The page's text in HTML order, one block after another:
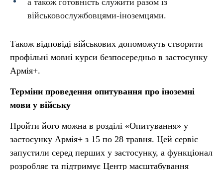
а також готовність служити разом із
військовослужбовцями-іноземцями.
Також відповіді військових допоможуть створити
профільні мовні курси безпосередньо в застосунку
Армія+.
Терміни проведення опитування про іноземні
мови у війську
Пройти його можна в розділі «Опитування» у
застосунку Армія+ з 15 по 28 травня. Цей сервіс
запустили серед перших у застосунку, а функціонал
розробляє та підтримує Центр масштабування